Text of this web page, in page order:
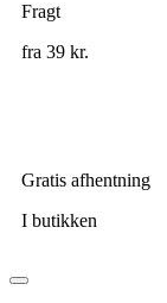
Fragt
fra 39 kr.
Gratis afhentning
I butikken